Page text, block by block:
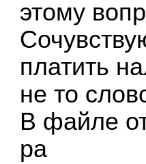
этому
платить
не то
В файле
pa